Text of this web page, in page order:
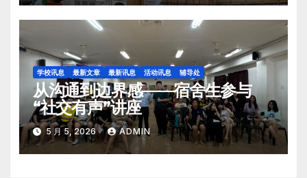
学校讯息 最新文章 最新讯息 活动讯息 辅导处
从沟通到边界感——宿舍生参与
“社交有声”讲座
5 月 5, 2026 ADMIN